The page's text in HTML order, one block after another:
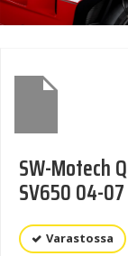
SW-Motech
SV650 04-07
Varastossa